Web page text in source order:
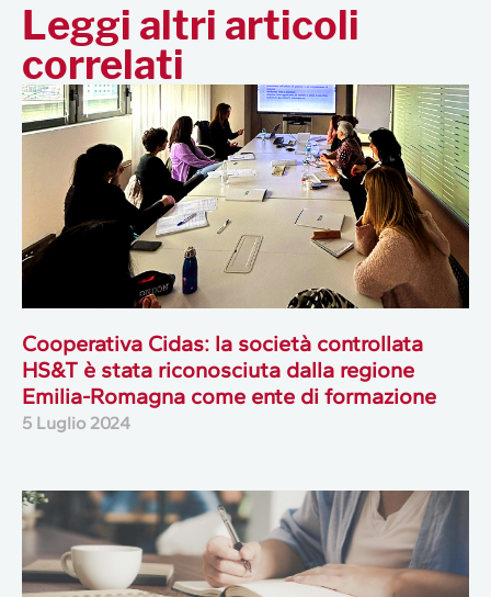
Leggi altri articoli
correlati
Cooperativa Cidas: la società controllata
HS&T è stata riconosciuta dalla regione
Emilia-Romagna come ente di formazione
5 Luglio 2024